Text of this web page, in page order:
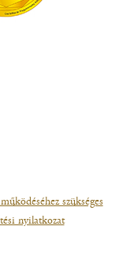
szükséges
nyilatkozat